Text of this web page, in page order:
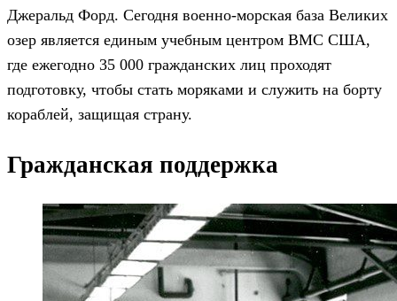
Джеральд Форд. Сегодня военно-морская база Великих
озер является единым учебным центром ВМС США,
где ежегодно 35 000 гражданских лиц проходят
подготовку, чтобы стать моряками и служить на борту
кораблей, защищая страну.
Гражданская поддержка